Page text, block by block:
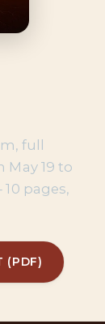
full
19 to
pages,
(PDF)